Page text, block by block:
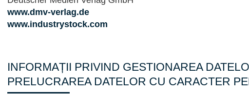
www.dmv-verlag.de
www.industrystock.com
INFORMAȚII PRIVIND GESTIONAREA
PRELUCRAREA DATELOR CU CARACTER